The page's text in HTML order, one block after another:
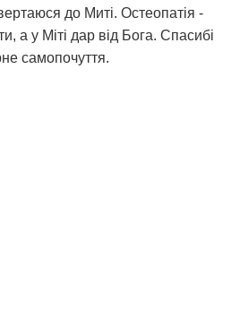
до Миті. Остеопатія -
а у Міті дар від Бога. Спасибі
самопочуття.